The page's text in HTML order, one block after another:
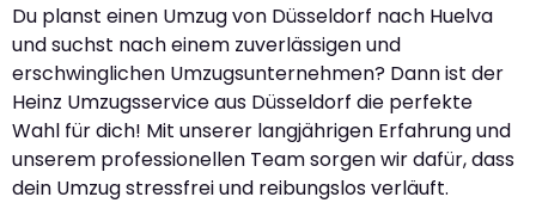
Du planst einen Umzug von Düsseldorf nach Huelva
und suchst nach einem zuverlässigen und
erschwinglichen Umzugsunternehmen? Dann ist der
Heinz Umzugsservice aus Düsseldorf die perfekte
Wahl für dich! Mit unserer langjährigen Erfahrung und
unserem professionellen Team sorgen wir dafür, dass
dein Umzug stressfrei und reibungslos verläuft.